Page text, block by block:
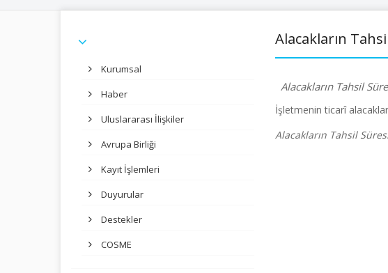
Kurumsal
Haber
Uluslararası İlişkiler
Avrupa Birliği
Kayıt İşlemleri
Duyurular
Destekler
COSME
Alacakların
Alacakların Tahsil
İşletmenin ticarî
Alacakların Tahsil